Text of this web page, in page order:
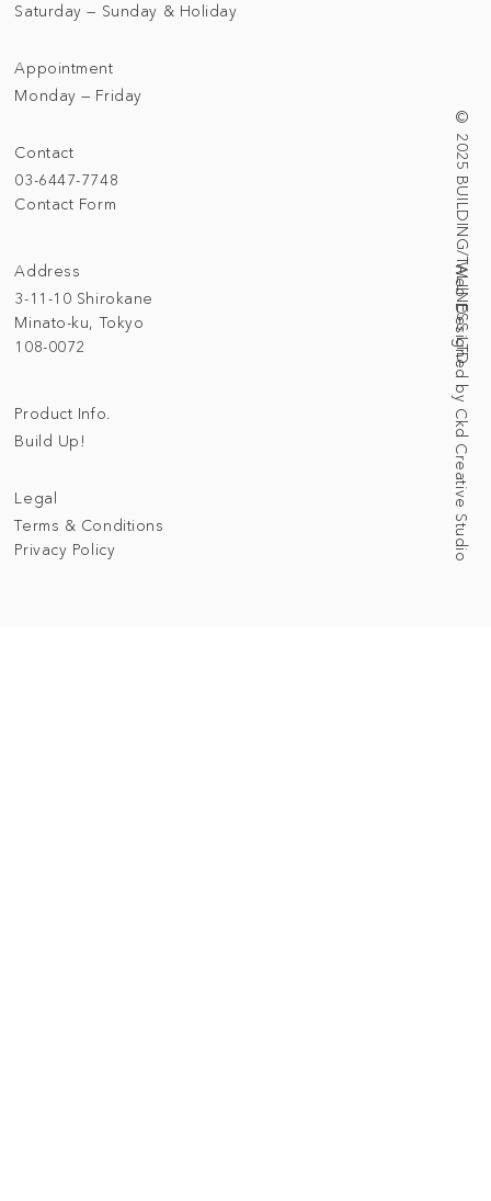
Address
3-11-10 Shirokane
Minato-ku, Tokyo
108-0072
© 2025 BUILDING/TALLNESS LTD.
Web Designed by Ckd Creative Studio
Contact
03-6447-7748
Contact Form
Saturday — Sunday & Holiday
Appointment
Monday — Friday
Legal
Terms & Conditions
Privacy Policy
Product Info.
Build Up!